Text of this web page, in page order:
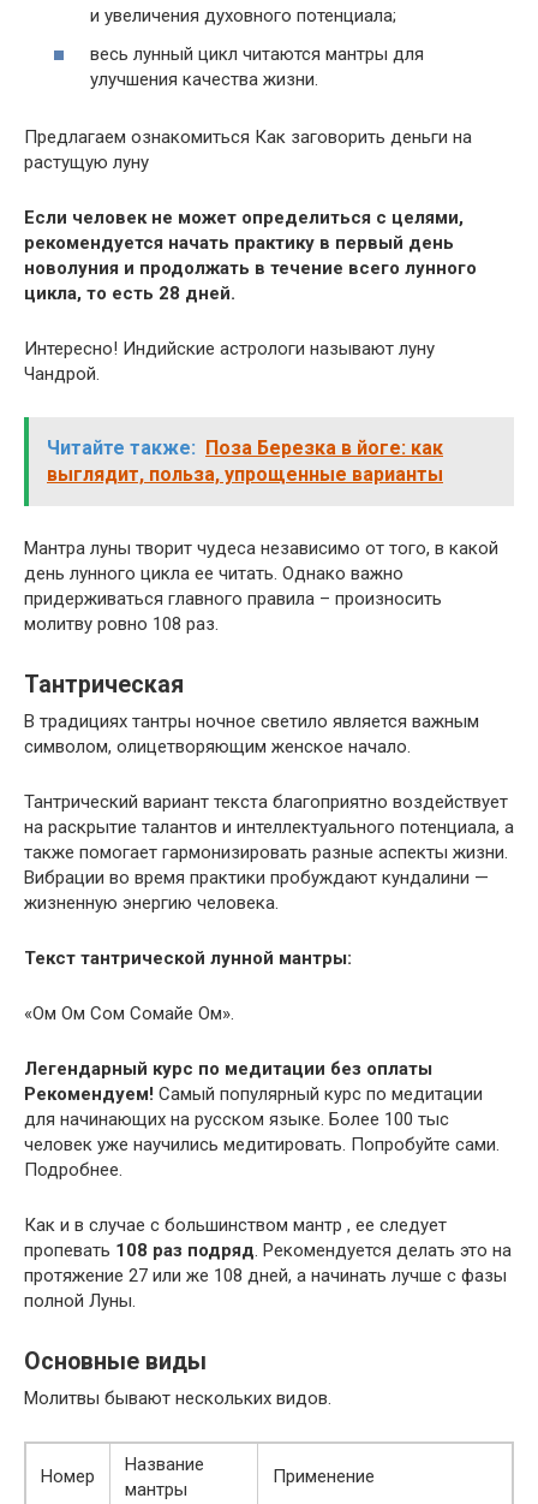
и увеличения духовного потенциала;
весь лунный цикл читаются мантры для
улучшения качества жизни.
Предлагаем ознакомиться Как заговорить деньги на
растущую луну
Если человек не может определиться с целями,
рекомендуется начать практику в первый день
новолуния и продолжать в течение всего лунного
цикла, то есть 28 дней.
Интересно! Индийские астрологи называют луну
Чандрой.
Читайте также: Поза Березка в йоге: как
выглядит, польза, упрощенные варианты
Мантра луны творит чудеса независимо от того, в какой
день лунного цикла ее читать. Однако важно
придерживаться главного правила – произносить
молитву ровно 108 раз.
Тантрическая
В традициях тантры ночное светило является важным
символом, олицетворяющим женское начало.
Тантрический вариант текста благоприятно воздействует
на раскрытие талантов и интеллектуального потенциала, а
также помогает гармонизировать разные аспекты жизни.
Вибрации во время практики пробуждают кундалини —
жизненную энергию человека.
Текст тантрической лунной мантры:
«Ом Ом Сом Сомайе Ом».
Легендарный курс по медитации без оплаты
Рекомендуем! Самый популярный курс по медитации
для начинающих на русском языке. Более 100 тыс
человек уже научились медитировать. Попробуйте сами.
Подробнее.
Как и в случае с большинством мантр , ее следует
пропевать 108 раз подряд. Рекомендуется делать это на
протяжение 27 или же 108 дней, а начинать лучше с фазы
полной Луны.
Основные виды
Молитвы бывают нескольких видов.
Номер
Название
мантры
Применение